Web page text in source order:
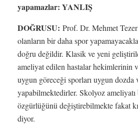
yapamazlar: YANLIŞ
DOĞRUSU: Prof. Dr. Mehmet
olanların bir daha spor
doğru değildir. Klasik ve yeni
ameliyat edilen hastalar hekimlerinin
uygun göreceği sporları uygun dozda
yapabilmektedirler. Skolyoz
özgürlüğünü değiştirebilmekte fakat
diyor.